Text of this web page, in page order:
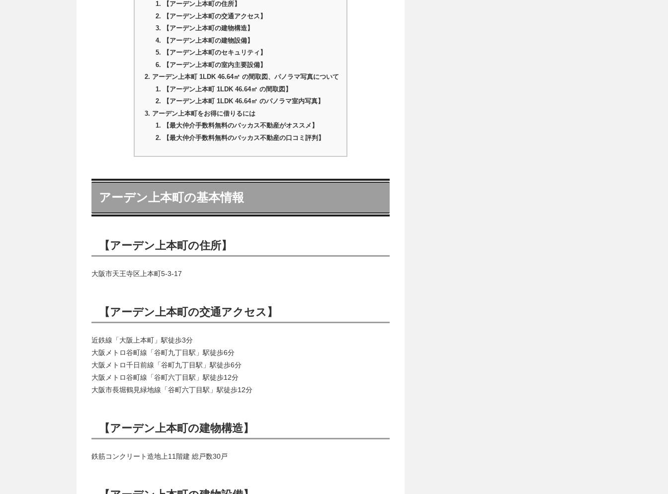
【アーデン上本町の住所】
【アーデン上本町の交通アクセス】
【アーデン上本町の建物構造】
【アーデン上本町の建物設備】
【アーデン上本町のセキュリティ】
【アーデン上本町の室内主要設備】
アーデン上本町 1LDK 46.64㎡ の間取図、パノラマ写真について
【アーデン上本町 1LDK 46.64㎡ の間取図】
【アーデン上本町 1LDK 46.64㎡ のパノラマ室内写真】
アーデン上本町をお得に借りるには
【最大仲介手数料無料のバッカス不動産がオススメ】
【最大仲介手数料無料のバッカス不動産の口コミ評判】
アーデン上本町の基本情報
【アーデン上本町の住所】
大阪市天王寺区上本町5-3-17
【アーデン上本町の交通アクセス】
近鉄線「大阪上本町」駅徒歩3分
大阪メトロ谷町線「谷町九丁目駅」駅徒歩6分
大阪メトロ千日前線「谷町九丁目駅」駅徒歩6分
大阪メトロ谷町線「谷町六丁目駅」駅徒歩12分
大阪市長堀鶴見緑地線「谷町六丁目駅」駅徒歩12分
【アーデン上本町の建物構造】
鉄筋コンクリート造地上11階建 総戸数30戸